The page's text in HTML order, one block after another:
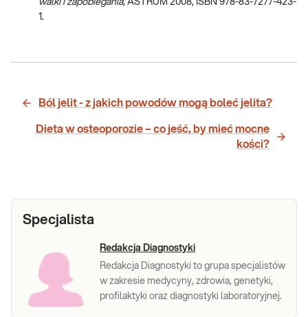
1.
Ból jelit - z jakich powodów mogą boleć jelita?
Dieta w osteoporozie – co jeść, by mieć mocne
kości?
Specjalista
Redakcja Diagnostyki
Redakcja Diagnostyki to grupa specjalistów
w zakresie medycyny, zdrowia, genetyki,
profilaktyki oraz diagnostyki laboratoryjnej.